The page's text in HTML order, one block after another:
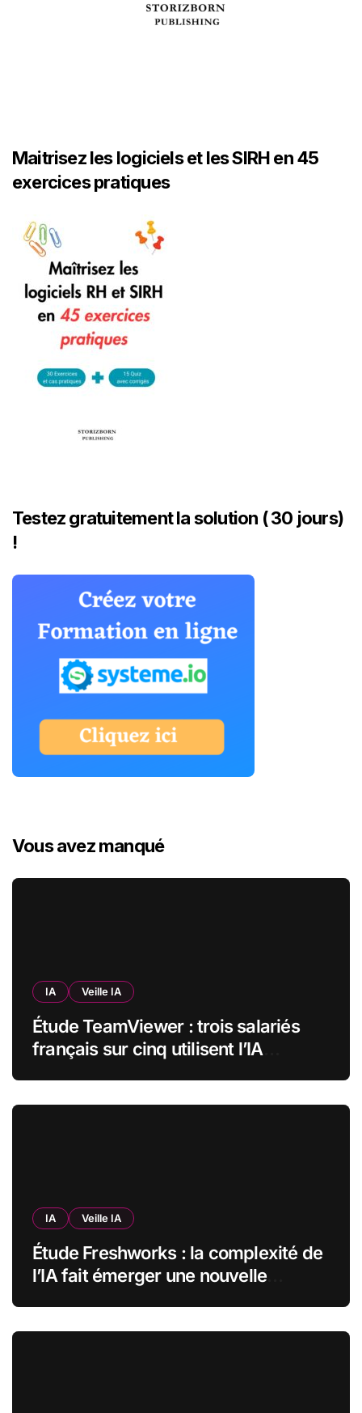
Maitrisez les logiciels et les SIRH en 45
exercices pratiques
Testez gratuitement la solution ( 30 jours)
!
Vous avez manqué
IA Veille IA
Étude TeamViewer : trois salariés
français sur cinq utilisent l’IA
IA Veille IA
Étude Freshworks : la complexité de
l’IA fait émerger une nouvelle